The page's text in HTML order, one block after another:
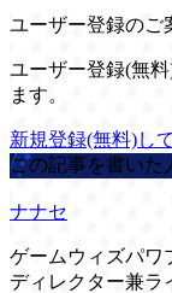
ユーザー登録のご
ユーザー登録(無
ます。
新規登録(無料)し
この記事を書いた
ナナセ
ゲームウィズパワ
ディレクター兼ラ